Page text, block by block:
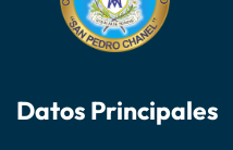
Datos Principales